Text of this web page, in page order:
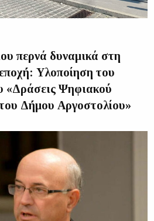
περνά δυναμικά στη
Υλοποίηση του
«Δράσεις Ψηφιακού
Δήμου Αργοστολίου»